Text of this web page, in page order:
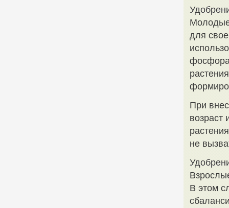
Молодые
для
фосфора
При
возраст
не
В этом